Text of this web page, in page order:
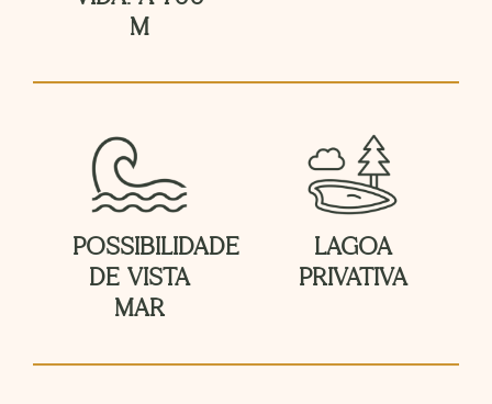
M
POSSIBILIDADE
DE VISTA
MAR
LAGOA
PRIVATIVA